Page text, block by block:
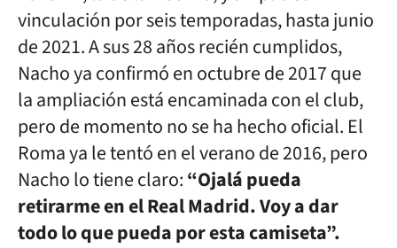
vinculación por seis temporadas, hasta junio
de 2021. A sus 28 años recién cumplidos,
Nacho ya confirmó en octubre de 2017 que
la ampliación está encaminada con el club,
pero de momento no se ha hecho oficial. El
Roma ya le tentó en el verano de 2016, pero
Nacho lo tiene claro:“Ojalá pueda
retirarme en el Real Madrid. Voy a dar
todo lo que pueda por esta camiseta”.